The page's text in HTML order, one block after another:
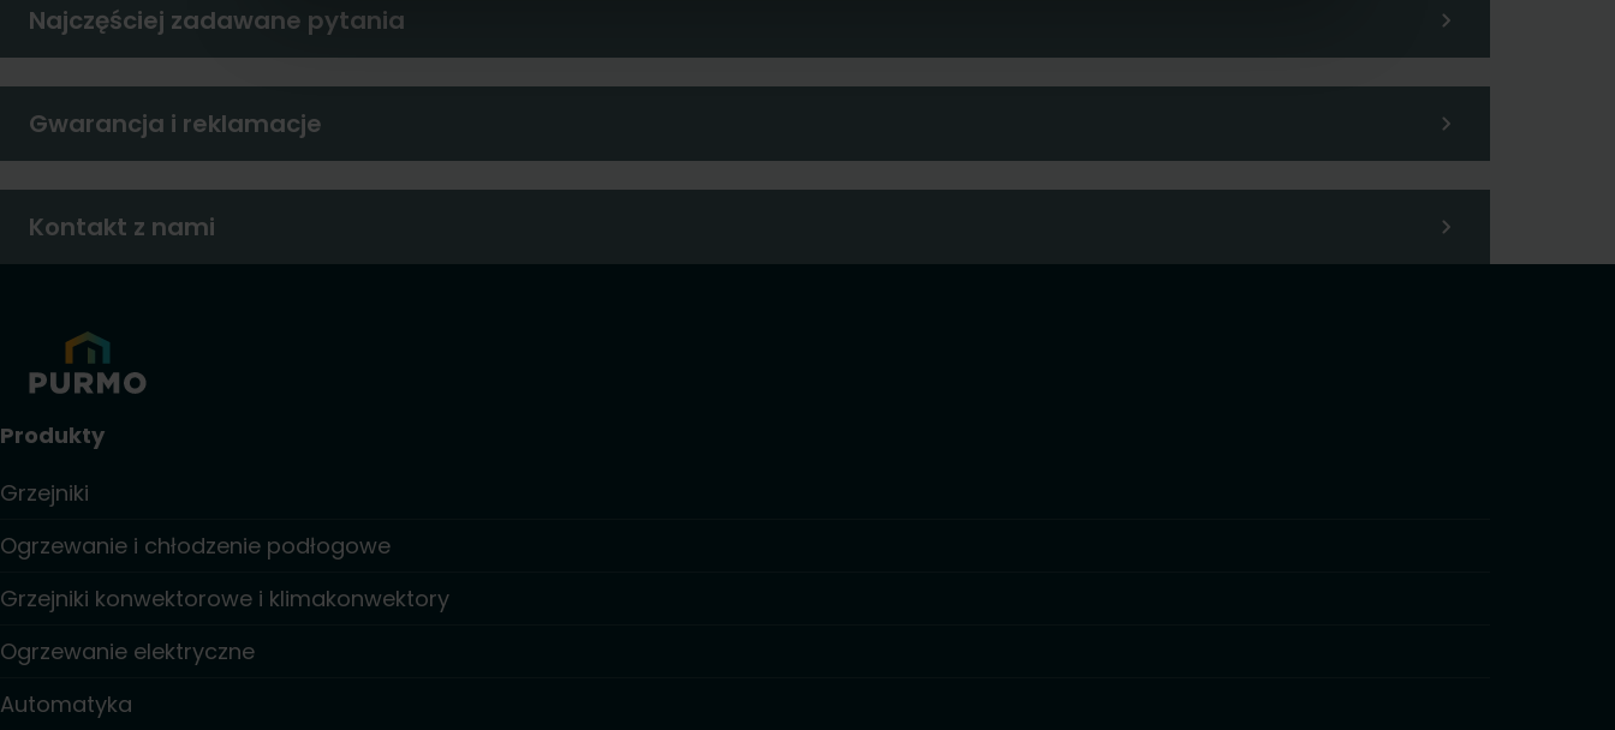
Najczęściej zadawane pytania
Gwarancja i reklamacje
Kontakt z nami
Produkty
Grzejniki
Ogrzewanie i chłodzenie podłogowe
Grzejniki konwektorowe i klimakonwektory
Ogrzewanie elektryczne
Automatyka